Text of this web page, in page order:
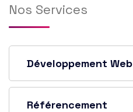
Nos Services
Développement Web
Référencement